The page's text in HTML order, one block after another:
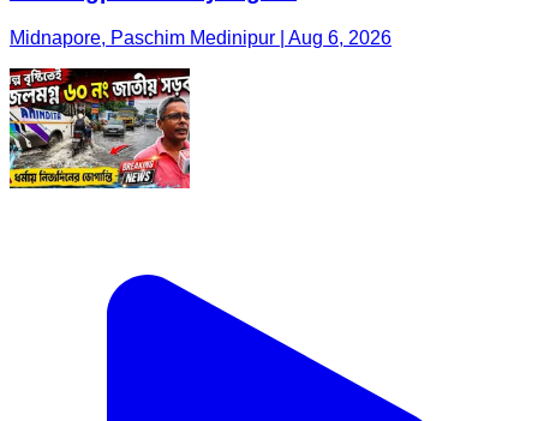
Midnapore, Paschim Medinipur | Aug 6, 2026